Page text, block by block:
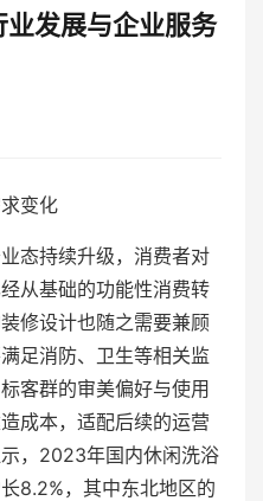
发展与企业服务
变化
态持续升级，消费者对
从基础的功能性消费转
修设计也随之需要兼顾
足消防、卫生等相关监
客群的审美偏好与使用
成本，适配后续的运营
，2023年国内休闲洗浴
8.2%，其中东北地区的